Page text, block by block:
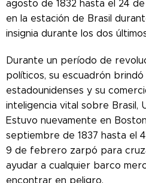
agosto de 1832 hasta el 24
en la estación de Brasil
insignia durante los dos
Durante un período de
políticos, su escuadrón
estadounidenses y su
inteligencia vital sobre Brasil,
Estuvo nuevamente en
septiembre de 1837 hasta el
9 de febrero zarpó para
ayudar a cualquier barco
encontrar en peligro.